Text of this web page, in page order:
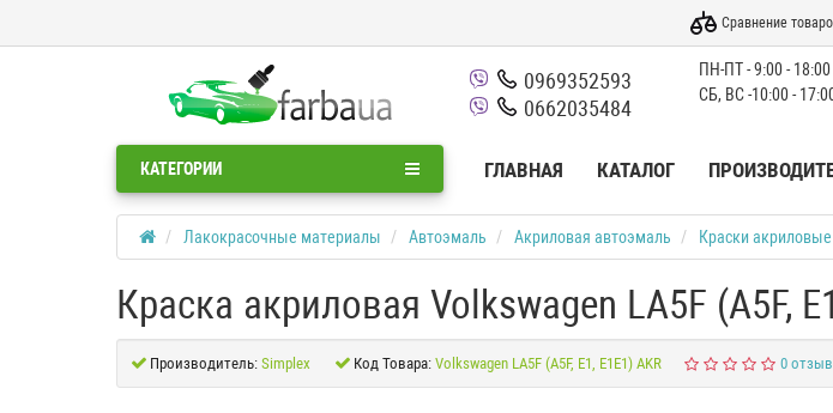
Сравнение
0969352593
0662035484
ПН-ПТ - 9:00 - 18:00
СБ, ВС -10:00 -
КАТЕГОРИИ ГЛАВНАЯ КАТАЛОГ
Лакокрасочные материалы Автоэмаль Акриловая автоэмаль Краски
Краска акриловая Volkswagen LA5F (A5F,
Производитель: Simplex Код Товара: Volkswagen LA5F (A5F, E1, E1E1) AKR 0